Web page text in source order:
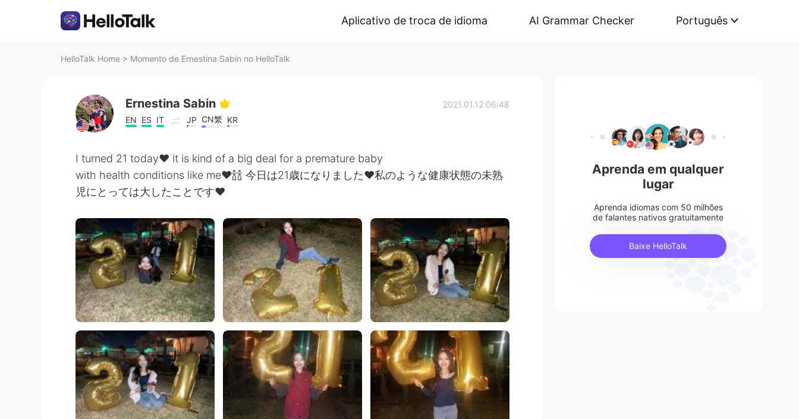
Aplicativo de troca de idioma AI Grammar Checker Português
HelloTalk Home > Momento de Ernestina Sabin no HelloTalk
Ernestina Sabin
EN ES IT JP CN繁 KR
2021.01.12 06:48
I turned 21 today❤ it is kind of a big deal for a premature baby
with health conditions like me❤🍾🍾 今日は21歳になりました❤私のような健康状態の未熟
児にとっては大したことです❤
Aprenda em qualquer
lugar
Aprenda idiomas com 50 milhões
de falantes nativos gratuitamente
Baixe HelloTalk